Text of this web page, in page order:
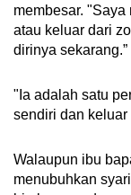
membesar.
atau keluar dari
dirinya sekarang.”
"Ia adalah satu
sendiri dan
Walaupun ibu
menubuhkan